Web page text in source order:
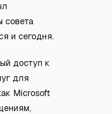
совета
и сегодня.
доступ к
для
Microsoft